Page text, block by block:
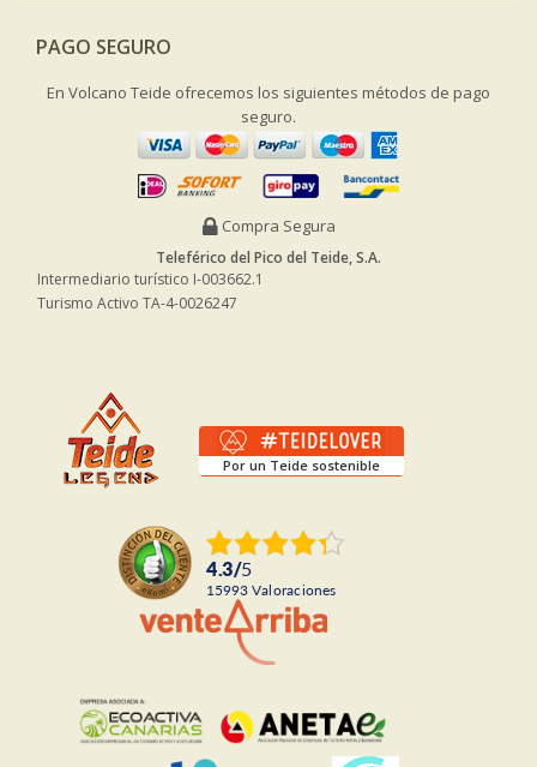
PAGO SEGURO
En Volcano Teide ofrecemos los siguientes métodos de pago
seguro.
Compra Segura
Teleférico del Pico del Teide, S.A.
Intermediario turístico I-003662.1
Turismo Activo TA-4-0026247
Por un Teide sostenible
4.3/5
15993 Valoraciones